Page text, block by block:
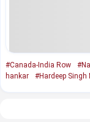
#Canada-India Row
hankar
#Hardeep Singh